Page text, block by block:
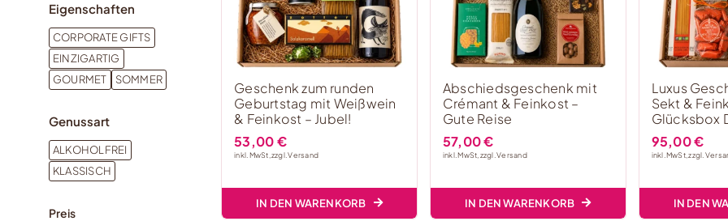
Eigenschaften
CORPORATE GIFTS
EINZIGARTIG
GOURMET
SOMMER
Genussart
ALKOHOLFREI
KLASSISCH
Preis
Geschenk zum runden
Geburtstag mit Weißwein
& Feinkost – Jubel!
53,00€
inkl. MwSt, zzgl.Versand
IN DEN WARENKORB
Abschiedsgeschenk mit
Crémant & Feinkost –
Gute Reise
57,00€
inkl. MwSt, zzgl.Versand
IN DEN WARENKORB
Luxus
Sekt &
Glücksbox
95,00€
inkl. MwSt, zzgl.
IN DEN